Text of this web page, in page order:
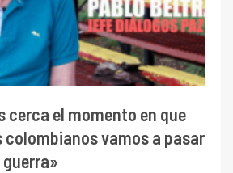
cerca el momento en que
colombianos vamos a pasar